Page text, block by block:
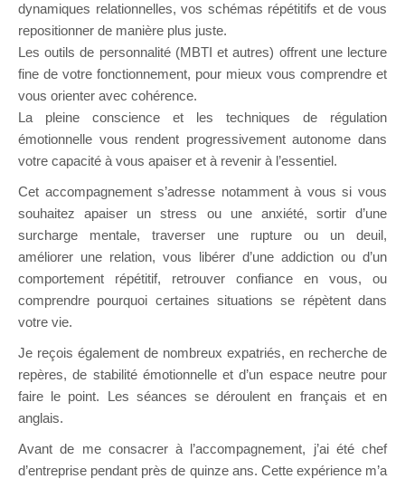
dynamiques relationnelles, vos schémas répétitifs et de vous
repositionner de manière plus juste.
Les outils de personnalité (MBTI et autres) offrent une lecture
fine de votre fonctionnement, pour mieux vous comprendre et
vous orienter avec cohérence.
La pleine conscience et les techniques de régulation
émotionnelle vous rendent progressivement autonome dans
votre capacité à vous apaiser et à revenir à l’essentiel.
Cet accompagnement s’adresse notamment à vous si vous
souhaitez apaiser un stress ou une anxiété, sortir d’une
surcharge mentale, traverser une rupture ou un deuil,
améliorer une relation, vous libérer d’une addiction ou d’un
comportement répétitif, retrouver confiance en vous, ou
comprendre pourquoi certaines situations se répètent dans
votre vie.
Je reçois également de nombreux expatriés, en recherche de
repères, de stabilité émotionnelle et d’un espace neutre pour
faire le point. Les séances se déroulent en français et en
anglais.
Avant de me consacrer à l’accompagnement, j’ai été chef
d’entreprise pendant près de quinze ans. Cette expérience m’a